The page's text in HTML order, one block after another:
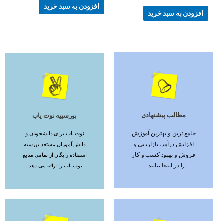
افزودن به سبد خرید
افزودن به سبد خرید
مطالب پیشنهادی
جامع ترین و بهترین آموزش
افزایش درآمد، بازاریابی و
فروش و بهبود کسب و کار
را در اینجا بیابید ...
ادامه مطلب بورسییه نوت یاب
نوت یاب برای دانشجویان و
دانش آموزان مستعد بورسیه
استفاده رایگان از تمامی منابع
نوت یاب را ارائه می دهد
ادامه مطلب